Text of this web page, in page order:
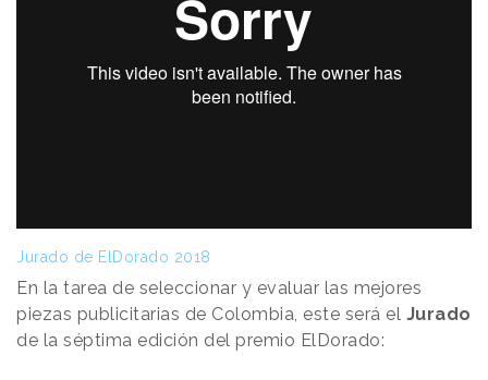
Jurado de ElDorado 2018
En la tarea de seleccionar y evaluar las mejores
piezas publicitarias de Colombia, este será el Jurado
de la séptima edición del premio ElDorado: